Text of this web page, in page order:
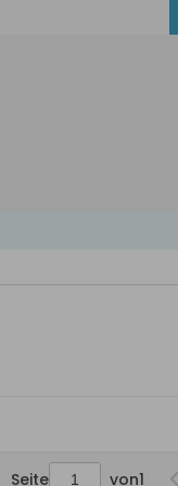
Seite von1